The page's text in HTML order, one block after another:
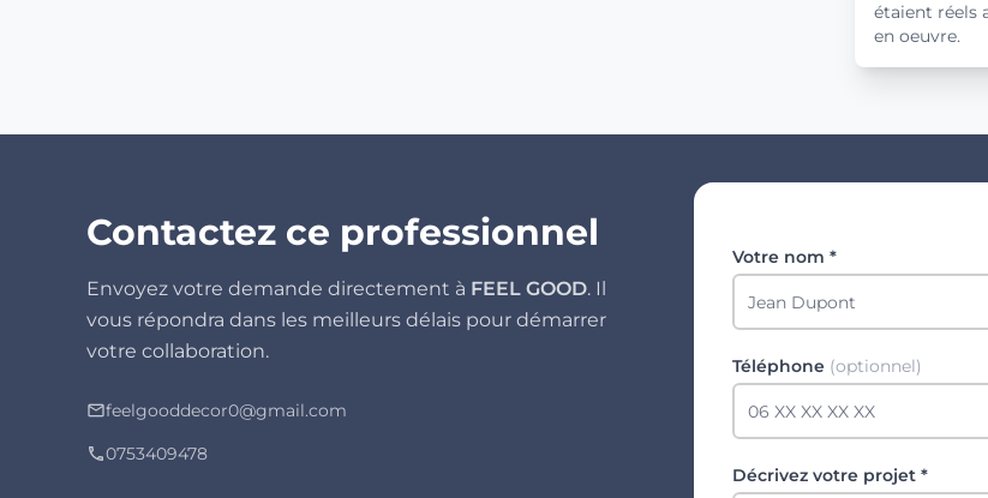
étaient réels
en oeuvre.
Contactez ce professionnel
Envoyez votre demande directement à FEEL GOOD. Il
vous répondra dans les meilleurs délais pour démarrer
votre collaboration.
mail_outlinefeelgooddecor0@gmail.com
phone0753409478
Votre nom *
Téléphone (optionnel)
Décrivez votre projet *